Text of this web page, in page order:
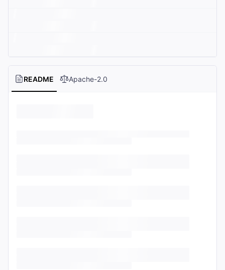
README Apache-2.0